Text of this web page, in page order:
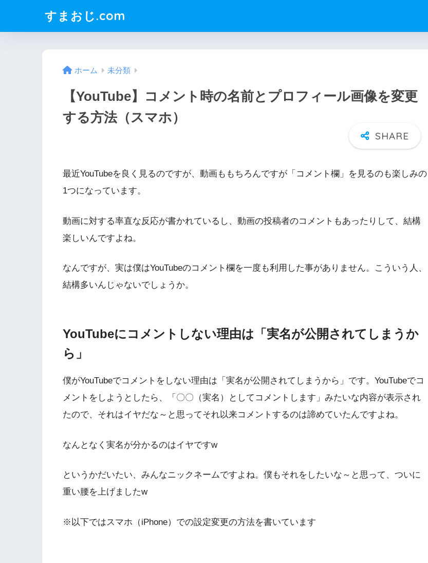
すまおじ.com
ホーム 未分類
【YouTube】コメント時の名前とプロフィール画像を変更
する方法（スマホ）
最近YouTubeを良く見るのですが、動画ももちろんですが「コメント欄」を見るのも楽しみの
1つになっています。
動画に対する率直な反応が書かれているし、動画の投稿者のコメントもあったりして、結構
楽しいんですよね。
なんですが、実は僕はYouTubeのコメント欄を一度も利用した事がありません。こういう人、
結構多いんじゃないでしょうか。
YouTubeにコメントしない理由は「実名が公開されてしまうか
ら」
僕がYouTubeでコメントをしない理由は「実名が公開されてしまうから」です。YouTubeでコ
メントをしようとしたら、「〇〇（実名）としてコメントします」みたいな内容が表示され
たので、それはイヤだな～と思ってそれ以来コメントするのは諦めていたんですよね。
なんとなく実名が分かるのはイヤですw
というかだいたい、みんなニックネームですよね。僕もそれをしたいな～と思って、ついに
重い腰を上げましたw
※以下ではスマホ（iPhone）での設定変更の方法を書いています